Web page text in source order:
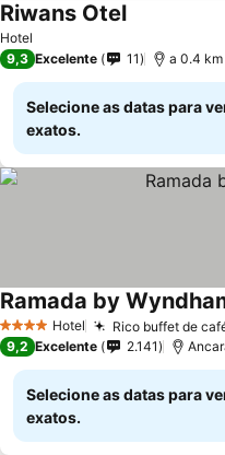
Hotel
Riwans Otel
9,3 Excelente 11 a 0.4
Selecione as datas para
exatos.
4 EstrelasHotel Rico buffet de
Ramada by
9,2 Excelente 2.141
Selecione as datas para
exatos.